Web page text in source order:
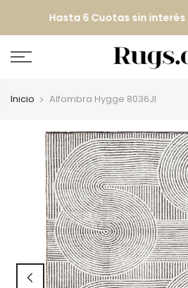
Hasta 6 Cuotas sin interés
Inicio Alfombra Hygge 8036JI